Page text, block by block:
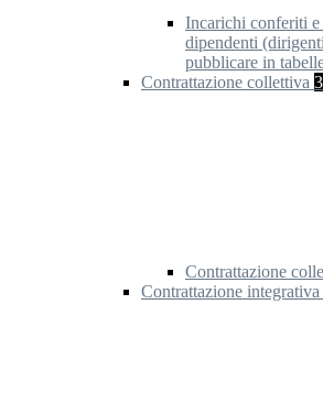
Incarichi conferiti e
dipendenti
pubblicare in
Contrattazione collettiva 3
Contrattazione
Contrattazione integrativa